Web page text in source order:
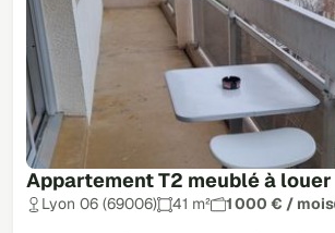
Appartement T2 meublé à louer
Lyon 06 (69006) 41 m² 1 000 € / mois